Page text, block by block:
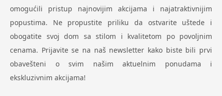
omogućili pristup najnovijim akcijama i najatraktivnijim
popustima. Ne propustite priliku da ostvarite uštede i
obogatite svoj dom sa stilom i kvalitetom po povoljnim
cenama. Prijavite se na naš newsletter kako biste bili prvi
obavešteni o svim našim aktuelnim ponudama i
ekskluzivnim akcijama!